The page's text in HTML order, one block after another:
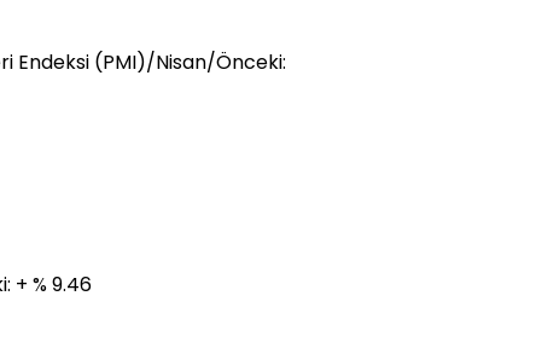
Endeksi (PMI)/Nisan/Önceki:
+ % 9.46